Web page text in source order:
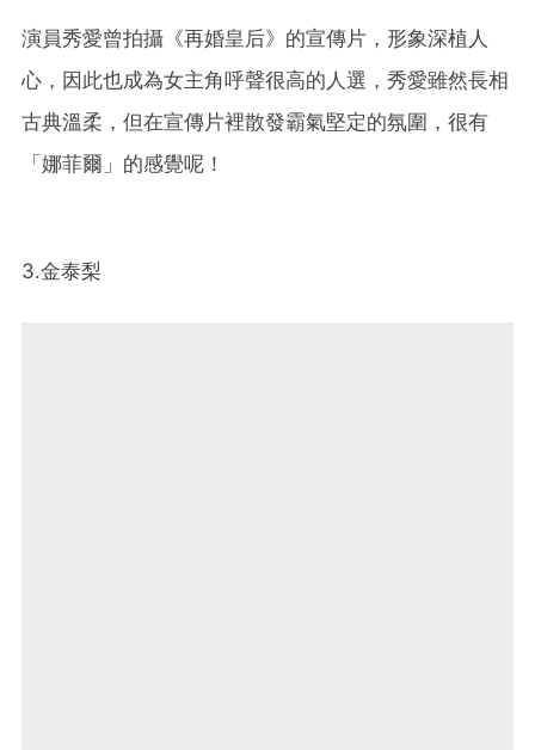
演員秀愛曾拍攝《再婚皇后》的宣傳片，形象深植人
心，因此也成為女主角呼聲很高的人選，秀愛雖然長相
古典溫柔，但在宣傳片裡散發霸氣堅定的氛圍，很有
「娜菲爾」的感覺呢！
3.金泰梨